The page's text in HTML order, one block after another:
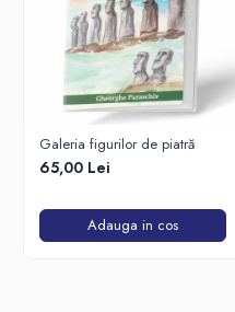
Galeria figurilor de piatră
65,00 Lei
Adauga in cos